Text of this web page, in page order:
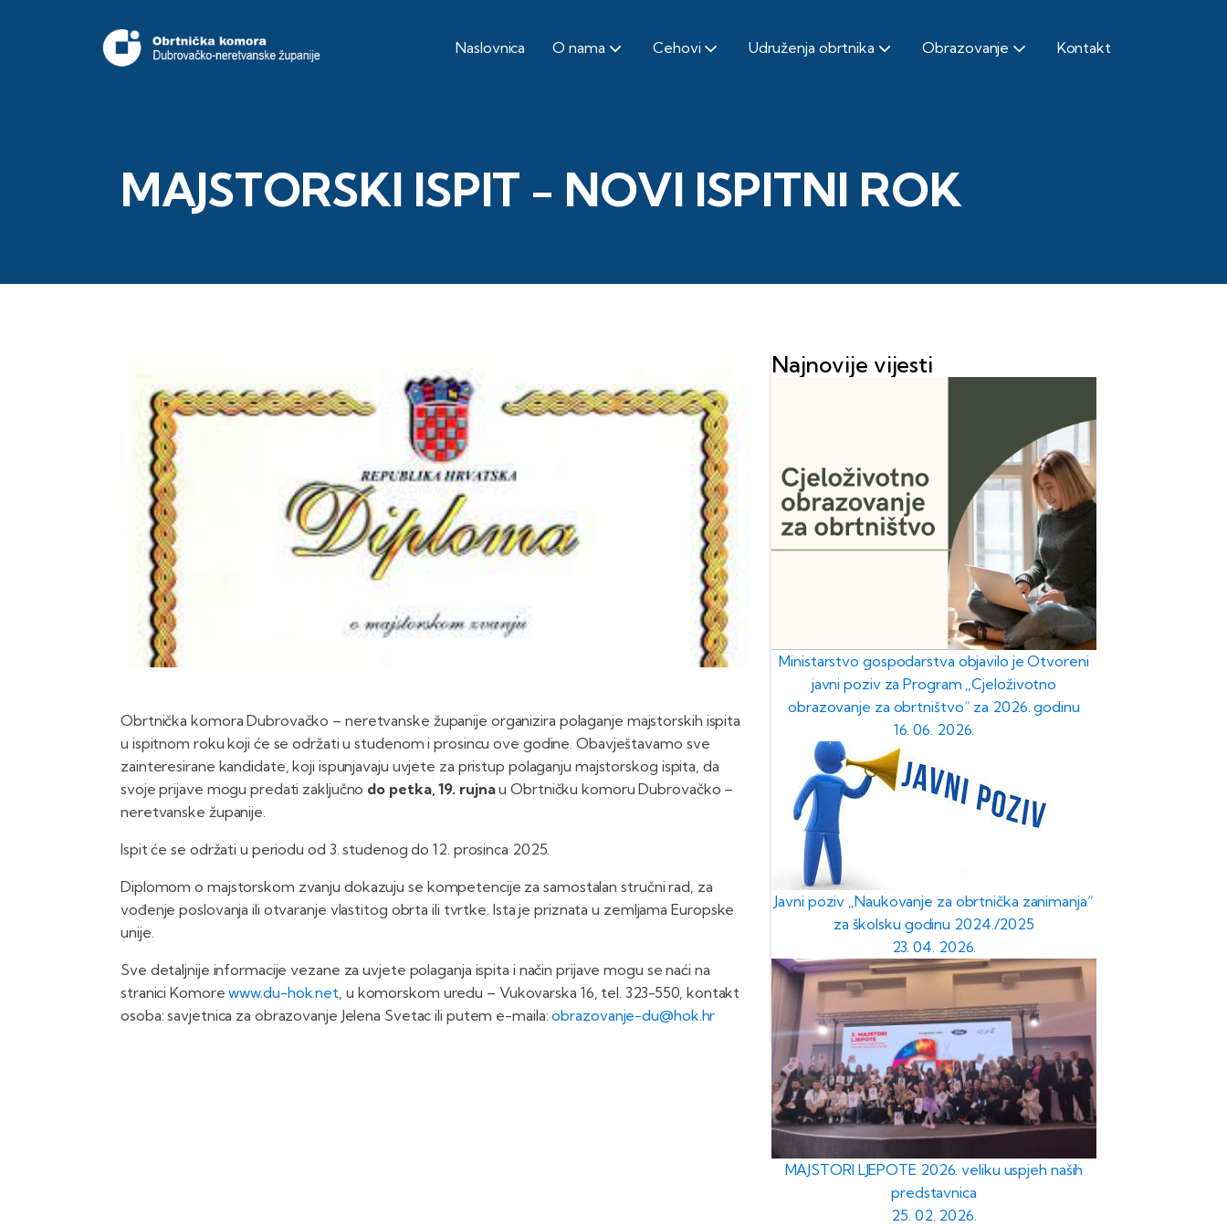
Naslovnica O nama Cehovi Udruženja obrtnika Obrazovanje Kontakt
MAJSTORSKI ISPIT - NOVI ISPITNI ROK
Obrtnička komora Dubrovačko – neretvanske županije organizira polaganje majstorskih ispita
u ispitnom roku koji će se održati u studenom i prosincu ove godine. Obavještavamo sve
zainteresirane kandidate, koji ispunjavaju uvjete za pristup polaganju majstorskog ispita, da
svoje prijave mogu predati zaključno do petka, 19. rujnau Obrtničku komoru Dubrovačko –
neretvanske županije.
Ispit će se održati u periodu od 3. studenog do 12. prosinca 2025.
Diplomom o majstorskom zvanju dokazuju se kompetencije za samostalan stručni rad, za
vođenje poslovanja ili otvaranje vlastitog obrta ili tvrtke. Ista je priznata u zemljama Europske
unije.
Sve detaljnije informacije vezane za uvjete polaganja ispita i način prijave mogu se naći na
stranici Komorewww.du-hok.net, u komorskom uredu – Vukovarska 16, tel. 323-550, kontakt
osoba: savjetnica za obrazovanje Jelena Svetac ili putem e-maila:obrazovanje-du@hok.hr
Najnovije vijesti
Ministarstvo gospodarstva objavilo je Otvoreni
javni poziv za Program „Cjeloživotno
obrazovanje za obrtništvo“ za 2026. godinu
16. 06. 2026.
Javni poziv „Naukovanje za obrtnička zanimanja“
za školsku godinu 2024./2025
23. 04. 2026.
MAJSTORI LJEPOTE 2026. veliku uspjeh naših
predstavnica
25. 02. 2026.